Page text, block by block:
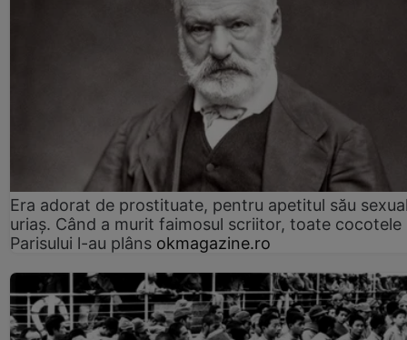
Era adorat de prostituate, pentru apetitul său
uriaș. Când a murit faimosul scriitor, toate cocotele
Parisului l-au plâns okmagazine.ro